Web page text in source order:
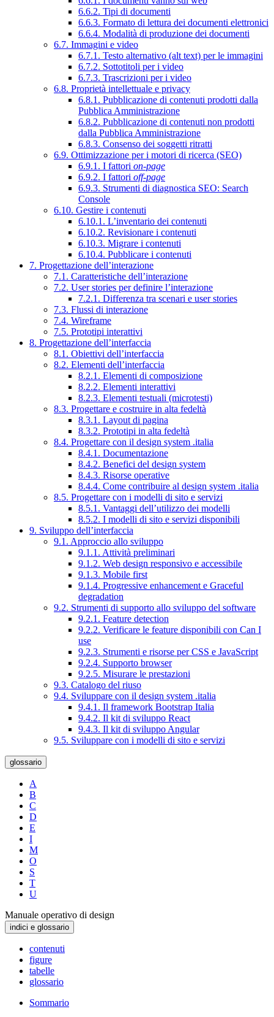
6.6.2. Tipi di documenti
6.6.3. Formato di lettura dei documenti elettronici
6.6.4. Modalità di produzione dei documenti
6.7. Immagini e video
6.7.1. Testo alternativo (alt text) per le immagini
6.7.2. Sottotitoli per i video
6.7.3. Trascrizioni per i video
6.8. Proprietà intellettuale e privacy
6.8.1. Pubblicazione di contenuti prodotti dalla
Pubblica Amministrazione
6.8.2. Pubblicazione di contenuti non prodotti
dalla Pubblica Amministrazione
6.8.3. Consenso dei soggetti ritratti
6.9. Ottimizzazione per i motori di ricerca (SEO)
6.9.1. I fattori on-page
6.9.2. I fattori off-page
6.9.3. Strumenti di diagnostica SEO: Search
Console
6.10. Gestire i contenuti
6.10.1. L’inventario dei contenuti
6.10.2. Revisionare i contenuti
6.10.3. Migrare i contenuti
6.10.4. Pubblicare i contenuti
7. Progettazione dell’interazione
7.1. Caratteristiche dell’interazione
7.2. User stories per definire l’interazione
7.2.1. Differenza tra scenari e user stories
7.3. Flussi di interazione
7.4. Wireframe
7.5. Prototipi interattivi
8. Progettazione dell’interfaccia
8.1. Obiettivi dell’interfaccia
8.2. Elementi dell’interfaccia
8.2.1. Elementi di composizione
8.2.2. Elementi interattivi
8.2.3. Elementi testuali (microtesti)
8.3. Progettare e costruire in alta fedeltà
8.3.1. Layout di pagina
8.3.2. Prototipi in alta fedeltà
8.4. Progettare con il design system .italia
8.4.1. Documentazione
8.4.2. Benefici del design system
8.4.3. Risorse operative
8.4.4. Come contribuire al design system .italia
8.5. Progettare con i modelli di sito e servizi
8.5.1. Vantaggi dell’utilizzo dei modelli
8.5.2. I modelli di sito e servizi disponibili
9. Sviluppo dell’interfaccia
9.1. Approccio allo sviluppo
9.1.1. Attività preliminari
9.1.2. Web design responsivo e accessibile
9.1.3. Mobile first
9.1.4. Progressive enhancement e Graceful
degradation
9.2. Strumenti di supporto allo sviluppo del software
9.2.1. Feature detection
9.2.2. Verificare le feature disponibili con Can I
use
9.2.3. Strumenti e risorse per CSS e JavaScript
9.2.4. Supporto browser
9.2.5. Misurare le prestazioni
9.3. Catalogo del riuso
9.4. Sviluppare con il design system .italia
9.4.1. Il framework Bootstrap Italia
9.4.2. Il kit di sviluppo React
9.4.3. Il kit di sviluppo Angular
9.5. Sviluppare con i modelli di sito e servizi
glossario
A
B
C
D
E
I
M
O
S
T
U
Manuale operativo di design
indici e glossario
contenuti
figure
tabelle
glossario
Sommario